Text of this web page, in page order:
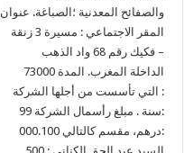
والصفائح المعدنية ؛الصباغة. عنوان
المقر الاجتماعي : مسيرة 3 زنقة
فكيك رقم 68 واد الذهب –
73000 الداخلة المغرب. المدة
التي تأسست من أجلها الشركة :
99 سنة . مبلغ رأسمال الشركة:
000.100 درهم، مقسم كالتالي: